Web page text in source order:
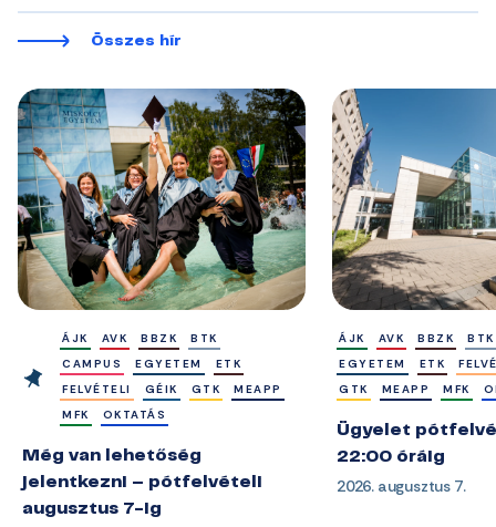
Összes hír
ÁJK AVK BBZK
BTK
CAMPUS
EGYETEM
ETK
FELVÉTELI
GÉIK GTK
MEAPP
MFK
OKTATÁS
Még van lehetőség
jelentkezni – pótfelvételi
augusztus 7-ig
ÁJK AVK BBZK
BTK
EGYETEM
ETK
GTK
MEAPP MFK
Ügyelet
22:00 óráig
2026. augusztus 7.